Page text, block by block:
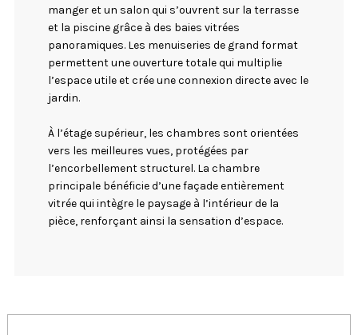
manger et un salon qui s’ouvrent sur la terrasse
et la piscine grâce à des baies vitrées
panoramiques. Les menuiseries de grand format
permettent une ouverture totale qui multiplie
l’espace utile et crée une connexion directe avec le
jardin.
À l’étage supérieur, les chambres sont orientées
vers les meilleures vues, protégées par
l’encorbellement structurel. La chambre
principale bénéficie d’une façade entièrement
vitrée qui intègre le paysage à l’intérieur de la
pièce, renforçant ainsi la sensation d’espace.